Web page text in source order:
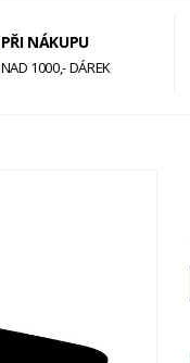
PŘI NÁKUPU
NAD 1000,- DÁREK